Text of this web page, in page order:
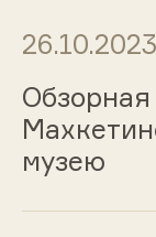
26.10.2023
музею